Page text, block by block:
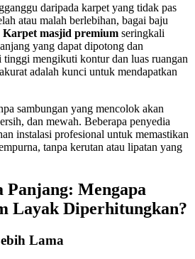
daripada karpet yang tidak pas
atau malah berlebihan, bagai baju
Karpet masjid premium seringkali
yang dapat dipotong dan
tinggi mengikuti kontur dan luas ruangan
adalah kunci untuk mendapatkan
sambungan yang mencolok akan
dan mewah. Beberapa penyedia
instalasi profesional untuk memastikan
tanpa kerutan atau lipatan yang
Panjang: Mengapa
Layak Diperhitungkan?
Lama